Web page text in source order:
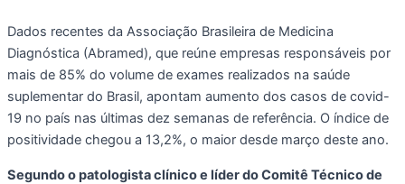
Dados recentes da Associação Brasileira de Medicina
Diagnóstica (Abramed), que reúne empresas responsáveis por
mais de 85% do volume de exames realizados na saúde
suplementar do Brasil, apontam aumento dos casos de covid-
19 no país nas últimas dez semanas de referência. O índice de
positividade chegou a 13,2%, o maior desde março deste ano.
Segundo o patologista clínico e líder do Comitê Técnico de